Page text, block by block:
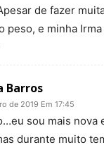
de fazer
peso, e minha
Barros
de 2019 Em 17:45
sou mais nova
durante muito